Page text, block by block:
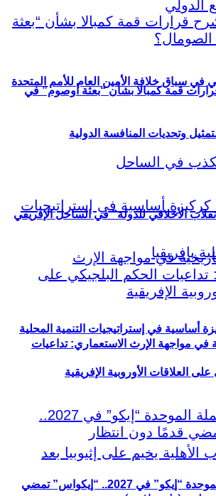
في سباق خلافة الأمين العام للأمم المتحدة
وتحديات المنافسة الدولية
أساسية في إستراتيجيات التنمية المحلية
قمة كمبالا بشأن “بعثة أوصوم” في
الأخلاقي للدولة” في الساحل الإفريقي
في مواجهة الإرث الاستعماري: تداعيات
العلاقات الأوروبية الإفريقية
إطلاق العملة الموحدة “إيكو” في 2027.. “إيكواس” تمضي